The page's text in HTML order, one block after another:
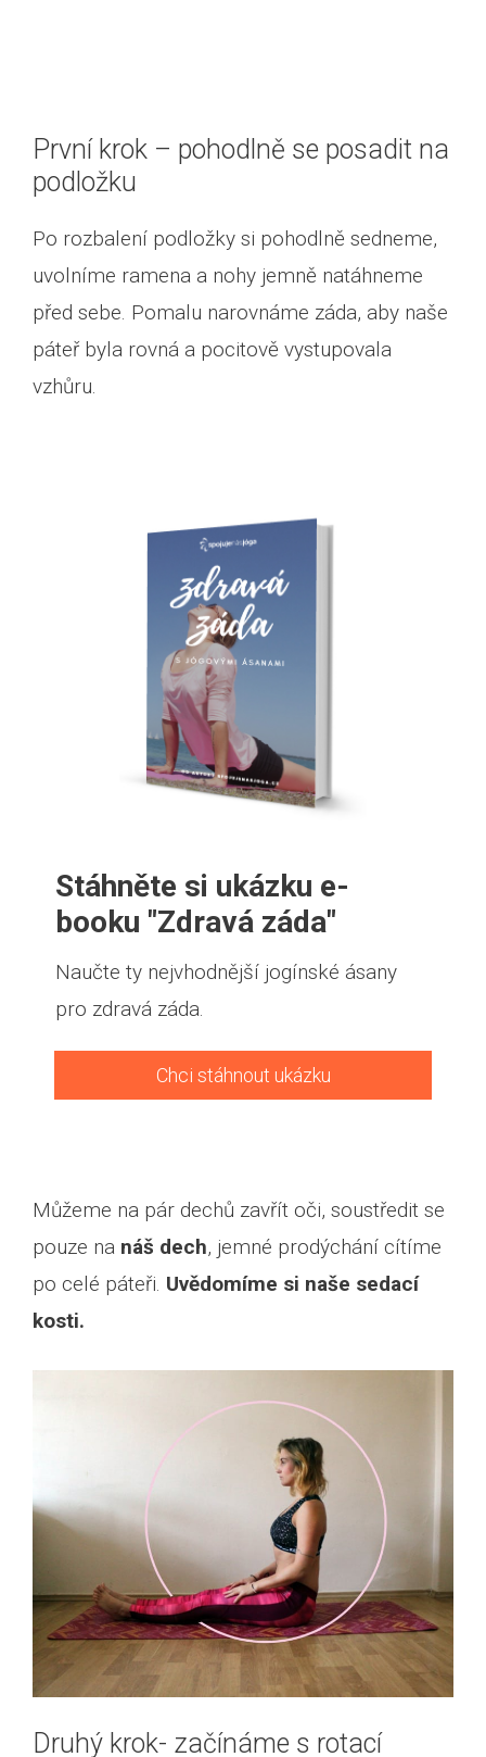
První krok – pohodlně se posadit na
podložku
Po rozbalení podložky si pohodlně sedneme,
uvolníme ramena a nohy jemně natáhneme
před sebe. Pomalu narovnáme záda, aby naše
páteř byla rovná a pocitově vystupovala
vzhůru.
Stáhněte si ukázku e-
booku "Zdravá záda"
Naučte ty nejvhodnější jogínské ásany
pro zdravá záda.
Chci stáhnout ukázku
Můžeme na pár dechů zavřít oči, soustředit se
pouze na náš dech, jemné prodýchání cítíme
po celé páteři. Uvědomíme si naše sedací
kosti.
Druhý krok- začínáme s rotací